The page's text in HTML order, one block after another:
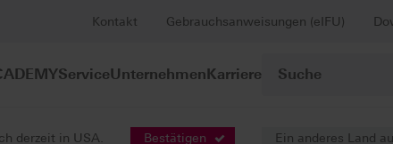
Kontakt Gebrauchsanweisungen (eIFU)
ServiceUnternehmenKarriere
derzeit in USA. Bestätigen
Ein anderes Land